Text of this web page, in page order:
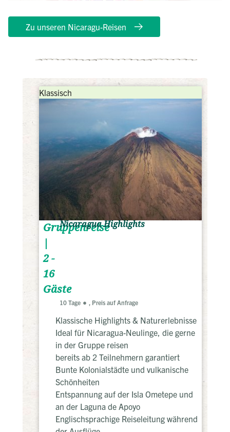
Zu unseren Nicaragu-Reisen
Klassisch
Gruppenreise
|
2 -
16
Gäste
Nicaragua Highlights
10 Tage , Preis auf Anfrage
Klassische Highlights & Naturerlebnisse
Ideal für Nicaragua-Neulinge, die gerne
in der Gruppe reisen
bereits ab 2 Teilnehmern garantiert
Bunte Kolonialstädte und vulkanische
Schönheiten
Entspannung auf der Isla Ometepe und
an der Laguna de Apoyo
Englischsprachige Reiseleitung während